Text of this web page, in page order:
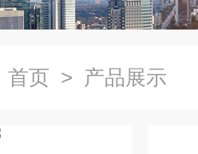
首页 > 产品展示